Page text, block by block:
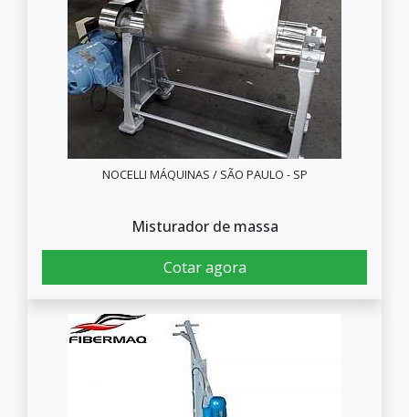
NOCELLI MÁQUINAS / SÃO PAULO - SP
Misturador de massa
Cotar agora